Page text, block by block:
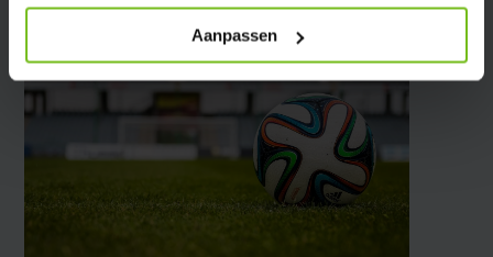
Aanpassen